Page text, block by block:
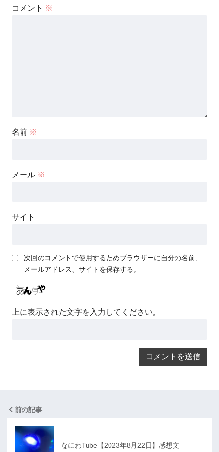
コメント ※
名前 ※
メール ※
サイト
次回のコメントで使用するためブラウザーに自分の名前、
メールアドレス、サイトを保存する。
上に表示された文字を入力してください。
前の記事
なにわTube【2023年8月22日】感想文